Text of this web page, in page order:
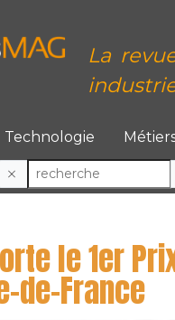
La
Technologie
le 1er
de-France